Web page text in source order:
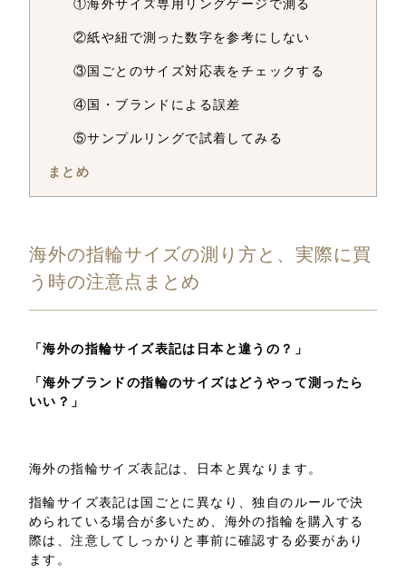
①海外サイズ専用リングゲージで測る
②紙や紐で測った数字を参考にしない
③国ごとのサイズ対応表をチェックする
④国・ブランドによる誤差
⑤サンプルリングで試着してみる
まとめ
海外の指輪サイズの測り方と、実際に買
う時の注意点まとめ
「海外の指輪サイズ表記は日本と違うの？」
「海外ブランドの指輪のサイズはどうやって測ったら
いい？」
海外の指輪サイズ表記は、日本と異なります。
指輪サイズ表記は国ごとに異なり、独自のルールで決
められている場合が多いため、海外の指輪を購入する
際は、注意してしっかりと事前に確認する必要があり
ます。